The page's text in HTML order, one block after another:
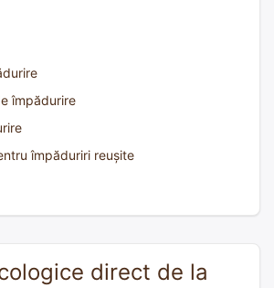
împădurire
împăduriri reușite
direct de la